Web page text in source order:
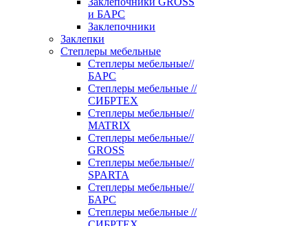
и БАРС
Заклепочники
Заклепки
Степлеры мебельные
Степлеры мебельные//
БАРС
Степлеры мебельные //
СИБРТЕХ
Степлеры мебельные//
MATRIX
Степлеры мебельные//
GROSS
Степлеры мебельные//
SPARTA
Степлеры мебельные//
БАРС
Степлеры мебельные //